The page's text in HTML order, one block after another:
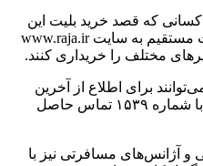
که قصد خرید بلیت این
شرکت را دارند، می‌توانند به‌صورت مستقیم به سایت www.raja.ir
مختلف را خریداری کنند.
برای اطلاع از آخرین
وضعیت سفرها و نحوه خرید بلیت با شماره ۱۵۳۹ تماس حاصل
و آژانس‌های مسافرتی نیز با